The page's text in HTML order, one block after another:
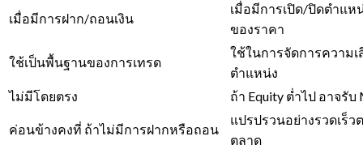
เมื่อมีการฝาก/ถอนเงิน
เมื่อมีการเปิด/ปิดตำแห
ของราคา
ใช้เป็นพื้นฐานของการเทรด
ใช้ในการจัดการความ
ตำแหน่ง
ไม่มีโดยตรง
ถ้า Equity ต่ำไป อาจรับ
ค่อนข้างคงที่ ถ้าไม่มีการฝากหรือถอน
แปรปรวนอย่างรวดเร็
ตลาด